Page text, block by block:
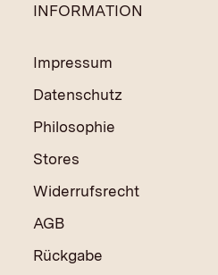
INFORMATION
Impressum
Datenschutz
Philosophie
Stores
Widerrufsrecht
AGB
Rückgabe